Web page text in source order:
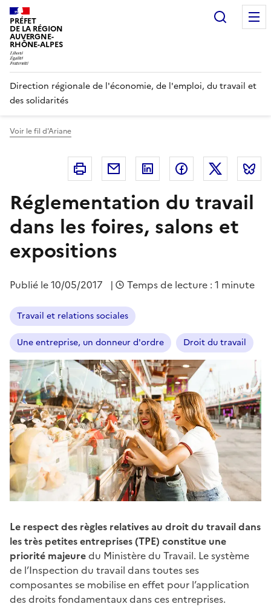
Panneau de gestion des cookies
PRÉFET
DE LA RÉGION
AUVERGNE-
RHÔNE-ALPES
Direction régionale de l'économie, de l'emploi, du travail et
des solidarités
Voir le fil d'Ariane
Imprimer Courriel Linkedin FacebookTwitter
Réglementation du travail
dans les foires, salons et
expositions
Publié le10/05/2017 | Temps de lecture : 1 minute
Travail et relations sociales
Une entreprise, un donneur d'ordre Droit du travail
Le respect des règles relatives au droit du travail dans
les très petites entreprises (TPE) constitue une
priorité majeuredu Ministère du Travail. Le système
de l’Inspection du travail dans toutes ses
composantes se mobilise en effet pour l’application
des droits fondamentaux dans ces entreprises.